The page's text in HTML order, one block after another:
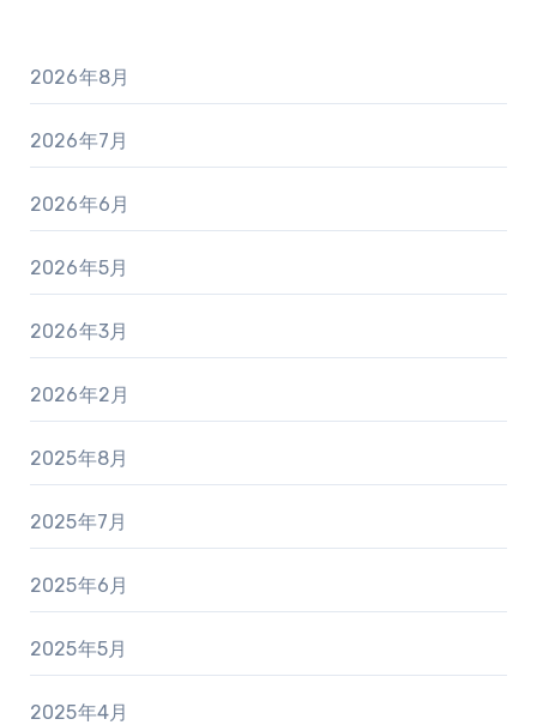
2026年8月
2026年7月
2026年6月
2026年5月
2026年3月
2026年2月
2025年8月
2025年7月
2025年6月
2025年5月
2025年4月